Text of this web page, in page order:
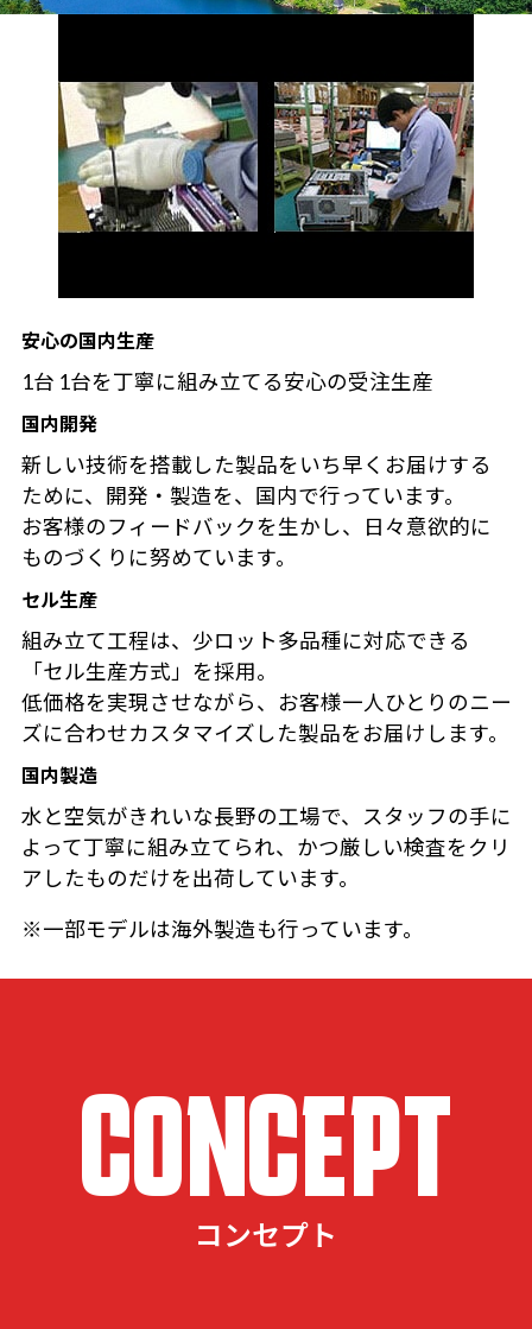
安心の国内生産
1台 1台を丁寧に組み立てる安心の受注生産
国内開発
新しい技術を搭載した製品をいち早くお届けする
ために、開発・製造を、国内で行っています。
お客様のフィードバックを生かし、日々意欲的に
ものづくりに努めています。
セル生産
組み立て工程は、少ロット多品種に対応できる
「セル生産方式」を採用。
低価格を実現させながら、お客様一人ひとりのニー
ズに合わせカスタマイズした製品をお届けします。
国内製造
水と空気がきれいな長野の工場で、スタッフの手に
よって丁寧に組み立てられ、かつ厳しい検査をクリ
アしたものだけを出荷しています。
※一部モデルは海外製造も行っています。
CONCEPT
コンセプト